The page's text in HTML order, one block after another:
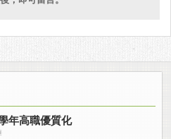
年高職優質化